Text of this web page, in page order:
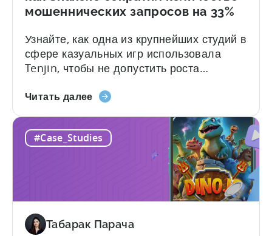
мошеннических запросов на 33%
Узнайте, как одна из крупнейших студий в
сфере казуальных игр использовала
Tenjin, чтобы не допустить роста
масштабов привлечения пользователей
привлечения пользователей (UA) в
нескольких сетях и регионах может стать
сложной задачей. А если к этому
добавляются повторяющиеся случаи
мошенничества, неэффективные
блокировки на уровне сайта и растущее
количество запросов на возврат средств,
ситуация может еще больше ухудшиться.
Читать далее«Борьба
некачественным
трафиком:
запросов
#Case_Studies
Табарак Парача